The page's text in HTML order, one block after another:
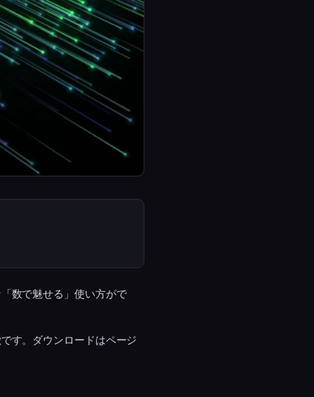
数で魅せる」使い方がで
す。ダウンロードはページ